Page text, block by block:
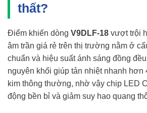
thất?
Điểm khiến dòng V9DLF-18 vượt trội
âm trần giá rẻ trên thị trường nằm ở
chuẩn và hiệu suất ánh sáng đồng
nguyên khối giúp tản nhiệt nhanh
kim thông thường, nhờ vậy chip LED
động bền bỉ và giảm suy hao quang